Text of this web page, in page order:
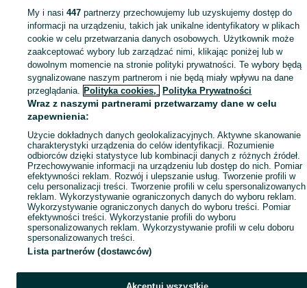
Mapa ministron
Popularne wyszukiwania
My i nasi447 partnerzy przechowujemy lub uzyskujemy dostęp do
informacji na urządzeniu, takich jak unikalne identyfikatory w plikach
cookie w celu przetwarzania danych osobowych. Użytkownik może
zaakceptować wybory lub zarządzać nimi, klikając poniżej lub w
dowolnym momencie na stronie polityki prywatności. Te wybory będą
sygnalizowane naszym partnerom i nie będą miały wpływu na dane
przeglądania. Polityka cookies, Polityka Prywatności
Wraz z naszymi partnerami przetwarzamy dane w celu
zapewnienia:
Użycie dokładnych danych geolokalizacyjnych. Aktywne skanowanie
charakterystyki urządzenia do celów identyfikacji. Rozumienie
odbiorców dzięki statystyce lub kombinacji danych z różnych źródeł.
Przechowywanie informacji na urządzeniu lub dostęp do nich. Pomiar
efektywności reklam. Rozwój i ulepszanie usług. Tworzenie profili w
celu personalizacji treści. Tworzenie profili w celu spersonalizowanych
reklam. Wykorzystywanie ograniczonych danych do wyboru reklam.
Wykorzystywanie ograniczonych danych do wyboru treści. Pomiar
efektywności treści. Wykorzystanie profili do wyboru
spersonalizowanych reklam. Wykorzystywanie profili w celu doboru
spersonalizowanych treści.
Lista partnerów (dostawców)